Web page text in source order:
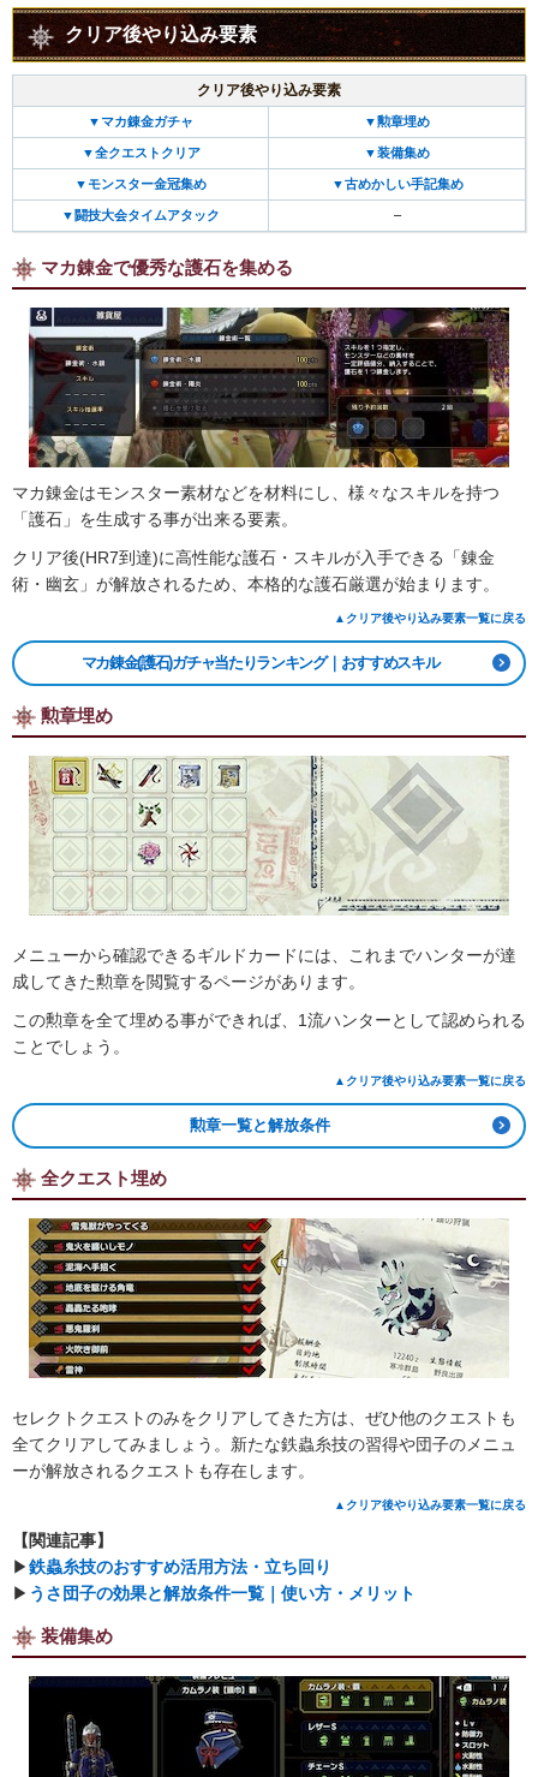
クリア後やり込み要素
クリア後やり込み要素
▼マカ錬金ガチャ ▼勲章埋め
▼全クエストクリア ▼装備集め
▼モンスター金冠集め ▼古めかしい手記集め
▼闘技大会タイムアタック –
マカ錬金で優秀な護石を集める
マカ錬金はモンスター素材などを材料にし、様々なスキルを持つ
「護石」を生成する事が出来る要素。
クリア後(HR7到達)に高性能な護石・スキルが入手できる「錬金
術・幽玄」が解放されるため、本格的な護石厳選が始まります。
▲クリア後やり込み要素一覧に戻る
マカ錬金(護石)ガチャ当たりランキング｜おすすめスキル
勲章埋め
メニューから確認できるギルドカードには、これまでハンターが達
成してきた勲章を閲覧するページがあります。
この勲章を全て埋める事ができれば、1流ハンターとして認められる
ことでしょう。
▲クリア後やり込み要素一覧に戻る
勲章一覧と解放条件
全クエスト埋め
セレクトクエストのみをクリアしてきた方は、ぜひ他のクエストも
全てクリアしてみましょう。新たな鉄蟲糸技の習得や団子のメニュ
ーが解放されるクエストも存在します。
▲クリア後やり込み要素一覧に戻る
【関連記事】
▶︎鉄蟲糸技のおすすめ活用方法・立ち回り
▶︎ うさ団子の効果と解放条件一覧｜使い方・メリット
装備集め